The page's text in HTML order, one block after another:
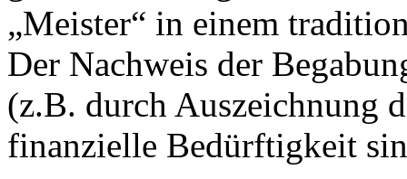
„Meister“ in einem
Der Nachweis der
(z.B. durch Auszeichnung
finanzielle Bedürftigkeit